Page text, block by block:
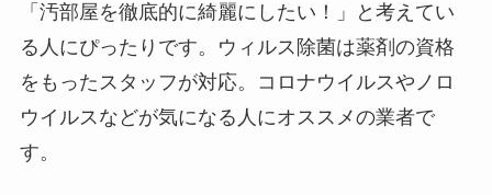
「汚部屋を徹底的に綺麗にしたい！」と考えてい
る人にぴったりです。ウィルス除菌は薬剤の資格
をもったスタッフが対応。コロナウイルスやノロ
ウイルスなどが気になる人にオススメの業者で
す。